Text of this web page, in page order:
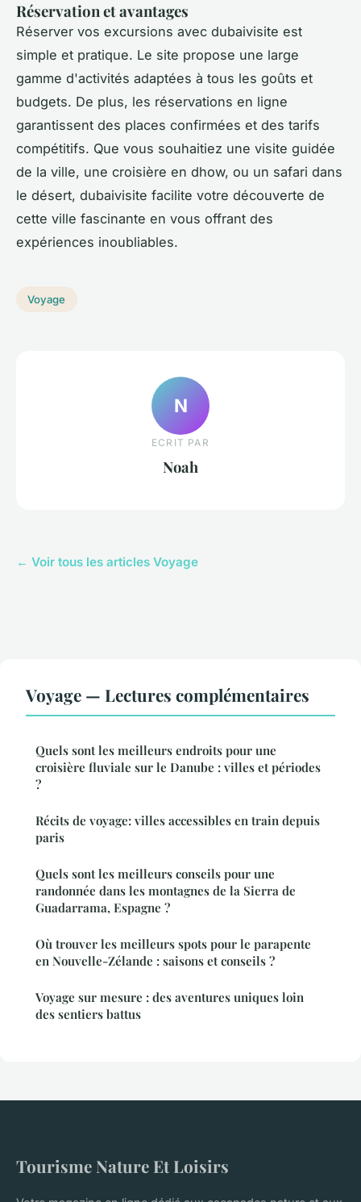
Réservation et avantages
Réserver vos excursions avec dubaivisite est
simple et pratique. Le site propose une large
gamme d'activités adaptées à tous les goûts et
budgets. De plus, les réservations en ligne
garantissent des places confirmées et des tarifs
compétitifs. Que vous souhaitiez une visite guidée
de la ville, une croisière en dhow, ou un safari dans
le désert, dubaivisite facilite votre découverte de
cette ville fascinante en vous offrant des
expériences inoubliables.
Voyage
N
ECRIT PAR
Noah
← Voir tous les articles Voyage
Voyage — Lectures complémentaires
Quels sont les meilleurs endroits pour une
croisière fluviale sur le Danube : villes et périodes
?
Récits de voyage: villes accessibles en train depuis
paris
Quels sont les meilleurs conseils pour une
randonnée dans les montagnes de la Sierra de
Guadarrama, Espagne ?
Où trouver les meilleurs spots pour le parapente
en Nouvelle-Zélande : saisons et conseils ?
Voyage sur mesure : des aventures uniques loin
des sentiers battus
Tourisme Nature Et Loisirs